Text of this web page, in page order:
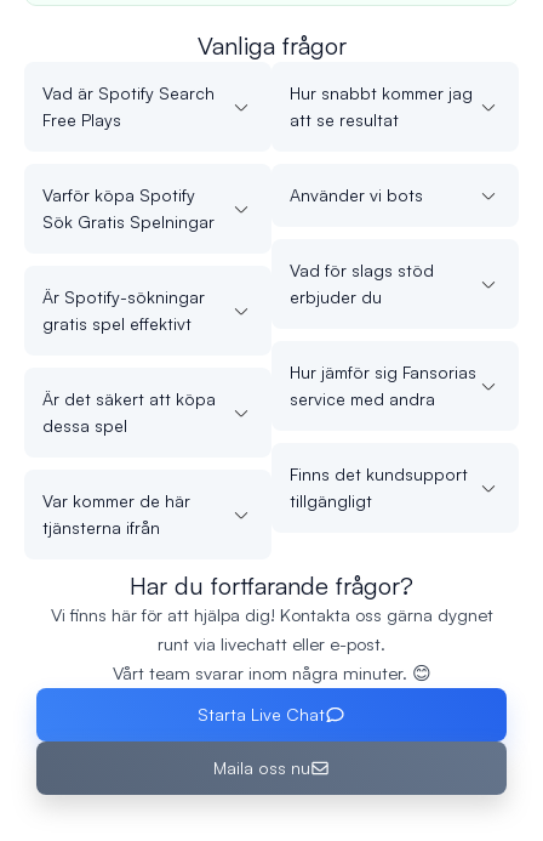
Vanliga frågor
Vad är Spotify Search
Free Plays
Varför köpa Spotify
Sök Gratis Spelningar
Är Spotify-sökningar
gratis spel effektivt
Är det säkert att köpa
dessa spel
Var kommer de här
tjänsterna ifrån
Hur snabbt kommer jag
att se resultat
Använder vi bots
Vad för slags stöd
erbjuder du
Hur jämför sig Fansorias
service med andra
Finns det kundsupport
tillgängligt
Har du fortfarande frågor?
Vi finns här för att hjälpa dig! Kontakta oss gärna dygnet
runt via livechatt eller e-post.
Vårt team svarar inom några minuter. 😊
Starta Live Chat
Maila oss nu